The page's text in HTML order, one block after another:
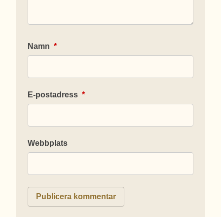
Namn *
E-postadress *
Webbplats